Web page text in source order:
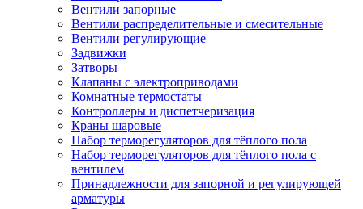
Вентили запорные
Вентили распределительные и смесительные
Вентили регулирующие
Задвижки
Затворы
Клапаны с электроприводами
Комнатные термостаты
Контроллеры и диспетчеризация
Краны шаровые
Набор терморегуляторов для тёплого пола
Набор терморегуляторов для тёплого пола с
вентилем
Принадлежности для запорной и регулирующей
арматуры